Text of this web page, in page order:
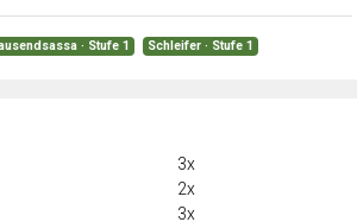
· Stufe 1 Schleifer · Stufe 1
3x
2x
3x